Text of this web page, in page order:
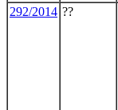
292/2014 ??